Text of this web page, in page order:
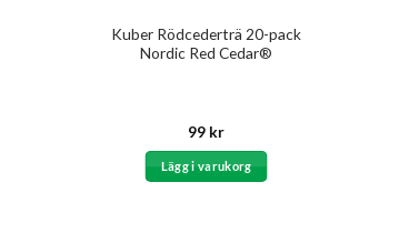
Kuber Rödcederträ 20-pack
Nordic Red Cedar®
99 kr
Lägg i varukorg